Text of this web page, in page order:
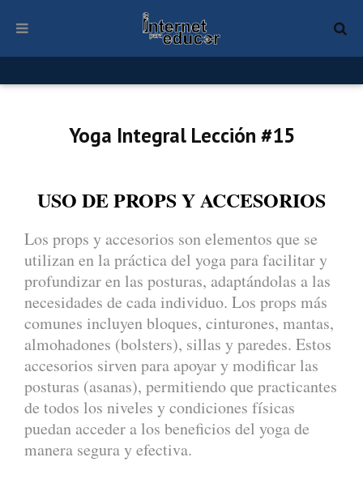
Yoga Integral Lección #15
USO DE PROPS Y ACCESORIOS
Los props y accesorios son elementos que se
utilizan en la práctica del yoga para facilitar y
profundizar en las posturas, adaptándolas a las
necesidades de cada individuo. Los props más
comunes incluyen bloques, cinturones, mantas,
almohadones (bolsters), sillas y paredes. Estos
accesorios sirven para apoyar y modificar las
posturas (asanas), permitiendo que practicantes
de todos los niveles y condiciones físicas
puedan acceder a los beneficios del yoga de
manera segura y efectiva.